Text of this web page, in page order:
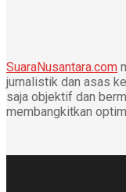
SuaraNusantara.com
jurnalistik dan asas
saja objektif dan
membangkitkan